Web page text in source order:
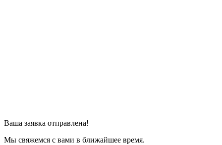
Ваша заявка отправлена!
Мы свяжемся с вами в ближайшее время.